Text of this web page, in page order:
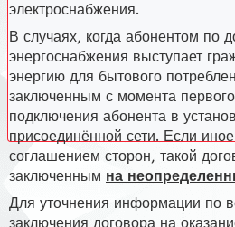
электроснабжения.
В случаях, когда абонентом по
энергоснабжения выступает
энергию для бытового
заключенным с момента
подключения абонента в
присоединённой сети. Если
соглашением сторон, такой
заключенным на
Для уточнения информации по
заключения договора на